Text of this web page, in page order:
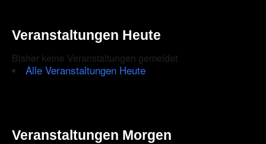
Veranstaltungen Heute
Bisher keine Veranstaltungen gemeldet
Alle Veranstaltungen Heute
Veranstaltungen Morgen